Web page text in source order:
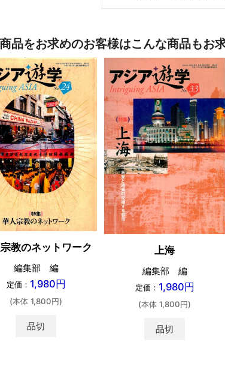
品をお求めのお客様はこんな商品もお求
教のネットワーク
編集部 編
定価： 1,980円
(本体 1,800円)
品切
上海
編集部 編
定価： 1,980円
(本体 1,800円)
品切